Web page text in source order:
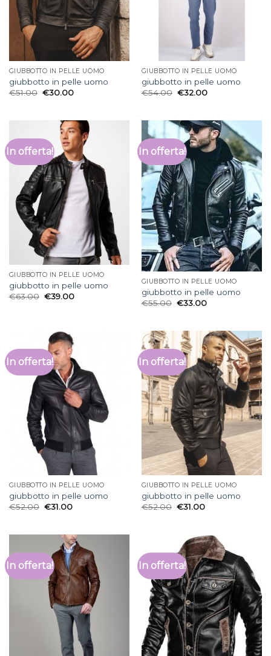
GIUBBOTTO IN PELLE UOMO
giubbotto in pelle uomo
€51.00 €30.00
GIUBBOTTO IN PELLE UOMO
giubbotto in pelle uomo
€54.00 €32.00
In offerta!
GIUBBOTTO IN PELLE UOMO
giubbotto in pelle uomo
€63.00 €39.00
In offerta!
GIUBBOTTO IN PELLE UOMO
giubbotto in pelle uomo
€55.00 €33.00
In offerta!
GIUBBOTTO IN PELLE UOMO
giubbotto in pelle uomo
€52.00 €31.00
In offerta!
GIUBBOTTO IN PELLE UOMO
giubbotto in pelle uomo
€52.00 €31.00
In offerta! In offerta!